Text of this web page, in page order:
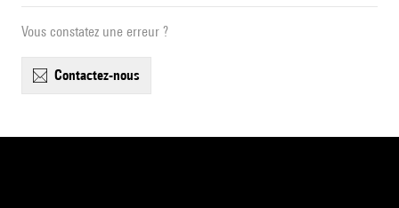
Vous constatez une erreur ?
contactez-nous